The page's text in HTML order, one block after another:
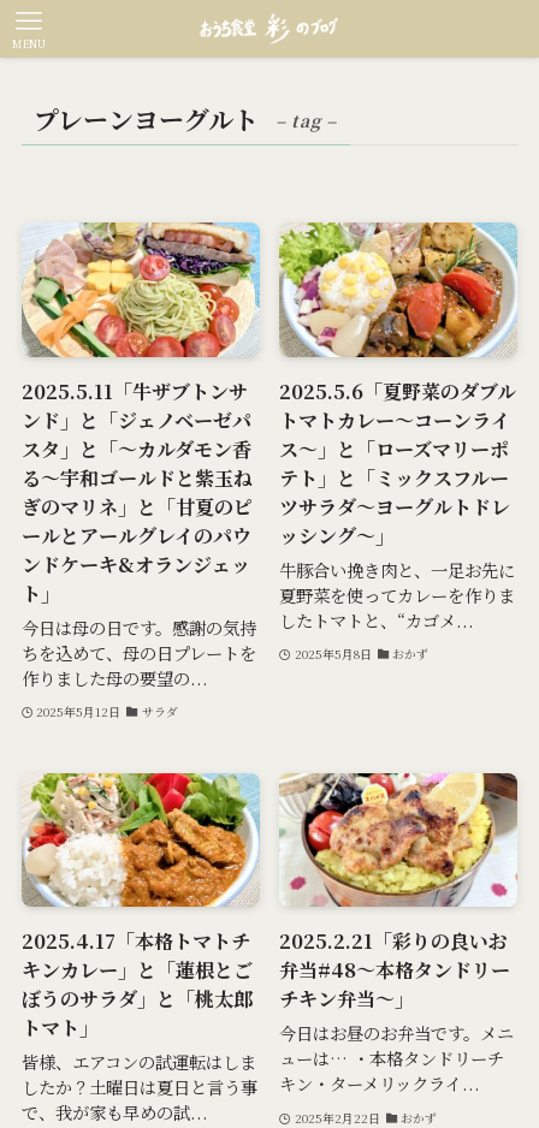
MENU
プレーンヨーグルト – tag –
2025.5.11「牛ザブトンサ
ンド」と「ジェノベーゼパ
スタ」と「～カルダモン香
る～宇和ゴールドと紫玉ね
ぎのマリネ」と「甘夏のピ
ールとアールグレイのパウ
ンドケーキ&オランジェッ
ト」
今日は母の日です。感謝の気持
ちを込めて、母の日プレートを
作りました母の要望の...
2025年5月12日 サラダ
2025.5.6「夏野菜のダブル
トマトカレー～コーンライ
ス～」と「ローズマリーポ
テト」と「ミックスフルー
ツサラダ～ヨーグルトドレ
ッシング～」
牛豚合い挽き肉と、一足お先に
夏野菜を使ってカレーを作りま
したトマトと、“カゴメ...
2025年5月8日 おかず
2025.4.17「本格トマトチ
キンカレー」と「蓮根とご
ぼうのサラダ」と「桃太郎
トマト」
皆様、エアコンの試運転はしま
したか？土曜日は夏日と言う事
で、我が家も早めの試...
2025.2.21「彩りの良いお
弁当#48～本格タンドリー
チキン弁当～」
今日はお昼のお弁当です。メニ
ューは… ・本格タンドリーチ
キン・ターメリックライ...
2025年2月22日 おかず